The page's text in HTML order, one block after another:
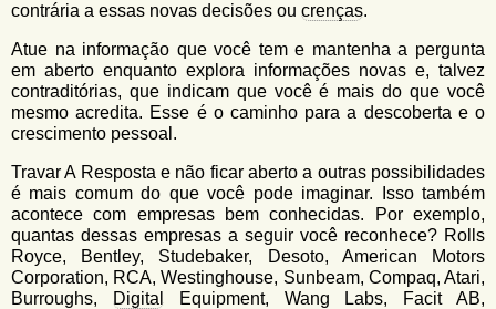
contrária a essas novas decisões ou crenças.
Atue na informação que você tem e mantenha a pergunta
em aberto enquanto explora informações novas e, talvez
contraditórias, que indicam que você é mais do que você
mesmo acredita. Esse é o caminho para a descoberta e o
crescimento pessoal.
Travar A Resposta e não ficar aberto a outras possibilidades
é mais comum do que você pode imaginar. Isso também
acontece com empresas bem conhecidas. Por exemplo,
quantas dessas empresas a seguir você reconhece? Rolls
Royce, Bentley, Studebaker, Desoto, American Motors
Corporation, RCA, Westinghouse, Sunbeam, Compaq, Atari,
Burroughs,
DigitalEquipment, Wang Labs, Facit AB,